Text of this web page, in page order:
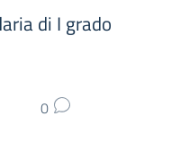
di I grado
0